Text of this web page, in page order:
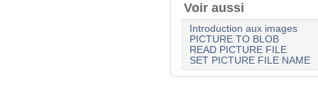
Voir aussi
Introduction aux images
PICTURE TO BLOB
READ PICTURE FILE
SET PICTURE FILE NAME